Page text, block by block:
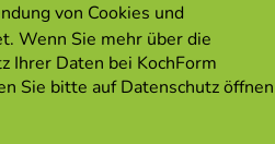
von Cookies und
Wenn Sie mehr über die
Ihrer Daten bei KochForm
Sie bitte aufDatenschutz öffnen